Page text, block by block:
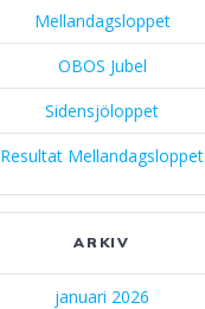
Mellandagsloppet
OBOS Jubel
Sidensjöloppet
Resultat Mellandagsloppet
ARKIV
januari 2026